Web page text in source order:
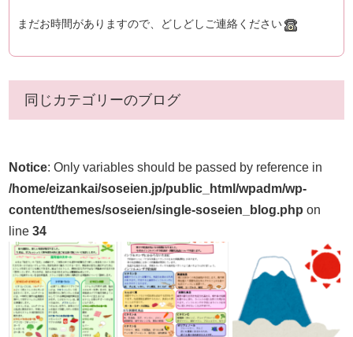
まだお時間がありますので、どしどしご連絡ください
同じカテゴリーのブログ
Notice: Only variables should be passed by reference in
/home/eizankai/soseien.jp/public_html/wpadm/wp-
content/themes/soseien/single-soseien_blog.php on
line34